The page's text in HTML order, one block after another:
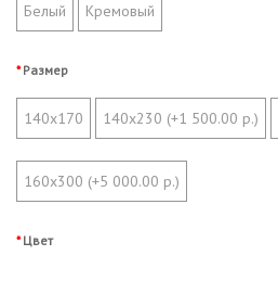
Белый Кремовый
Размер
140х170 140х230 (+1 500.00 р.)
160х300 (+5 000.00 р.)
Цвет